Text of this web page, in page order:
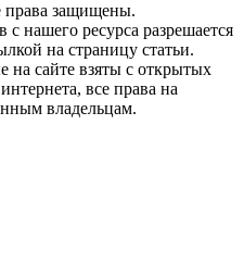
права защищены.
нашего ресурса разрешается
на страницу статьи.
на сайте взяты с открытых
все права на
владельцам.